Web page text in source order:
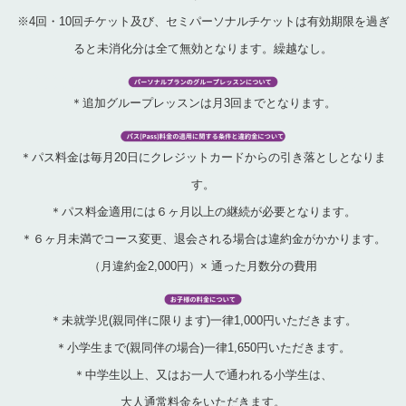
※4回・10回チケット及び、セミパーソナルチケットは有効期限を過ぎ
ると未消化分は全て無効となります。繰越なし。
＊追加グループレッスンは月3回までとなります。
＊パス料金は毎月20日にクレジットカードからの引き落としとなりま
す。
＊パス料金適用には６ヶ月以上の継続が必要となります。
＊６ヶ月未満でコース変更、退会される場合は違約金がかかります。
（月違約金2,000円）× 通った月数分の費用
＊未就学児(親同伴に限ります)一律1,000円いただきます。
＊小学生まで(親同伴の場合)一律1,650円いただきます。
＊中学生以上、又はお一人で通われる小学生は、
大人通常料金をいただきます。